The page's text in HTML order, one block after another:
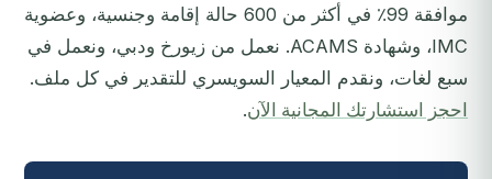
موافقة 99٪ في أكثر من 600 حالة إقامة وجنسية، وعضوية
IMC، وشهادة ACAMS. نعمل من زيورخ ودبي، ونعمل في
سبع لغات، ونقدم المعيار السويسري للتقدير في كل ملف.
احجز استشارتك المجانية الآن.